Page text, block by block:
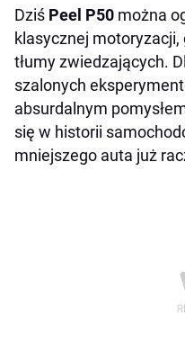
Dziś Peel P50 można
klasycznej
tłumy zwiedzających.
szalonych
absurdalnym
się w historii
mniejszego auta już